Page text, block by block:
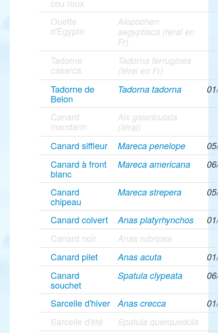
cou roux
Ouette
d'Egypte
Alopochen
aegyptiaca (féral en
Fr)
Tadorne
casarca
Tadorna ferruginea
(féral en Fr)
Tadorne de
Belon
Tadorna tadorna
Canard
mandarin
Aix galericulata
(féral)
Canard siffleur Mareca penelope
Canard à front
blanc
Mareca americana
Canard
chipeau
Mareca strepera
Canard colvert Anas platyrhynchos
Canard noir Anas rubripes
Canard pilet Anas acuta
Canard
souchet
Spatula clypeata
Sarcelle d'hiver Anas crecca
Sarcelle d'été Spatula querquedula